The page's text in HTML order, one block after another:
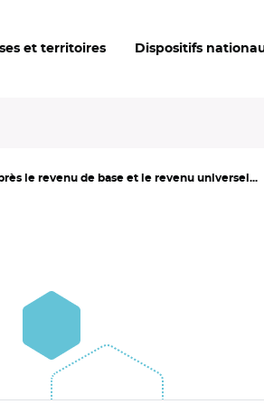
et territoires Dispositifs
le revenu de base et le revenu universel...